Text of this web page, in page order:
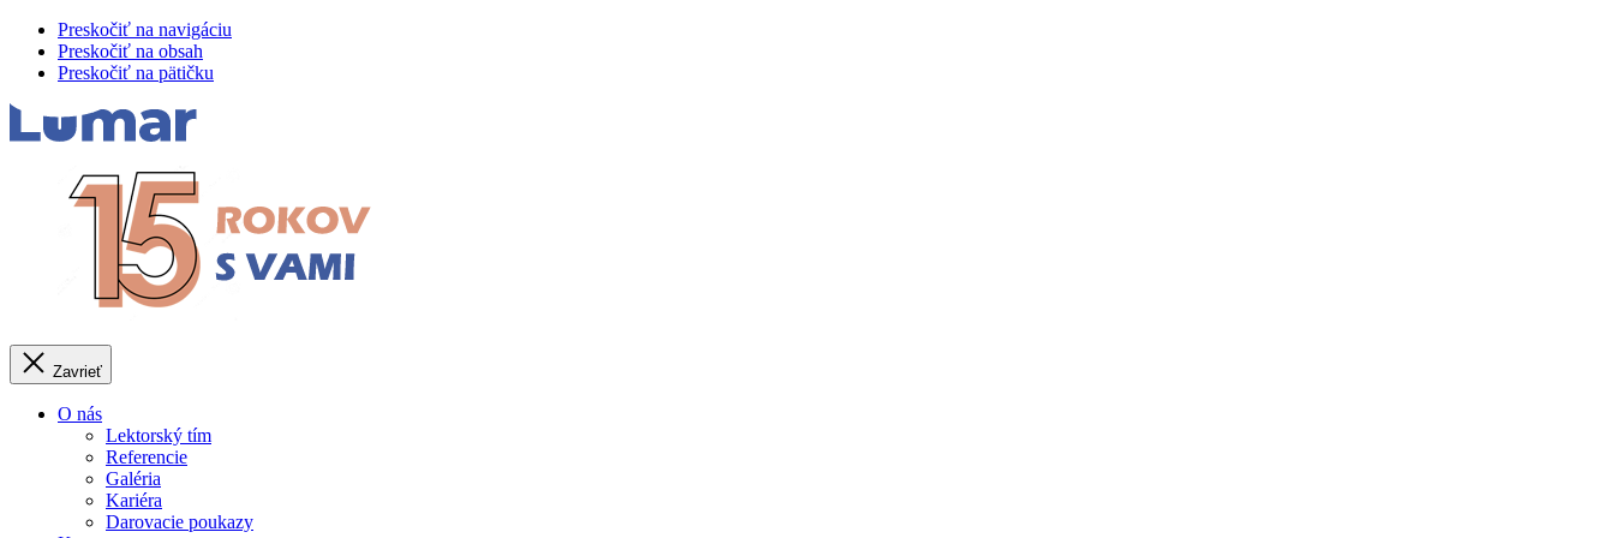
Preskočiť na navigáciu
Preskočiť na obsah
Preskočiť na pätičku
Zavrieť
O nás
Lektorský tím
Referencie
Galéria
Kariéra
Darovacie poukazy